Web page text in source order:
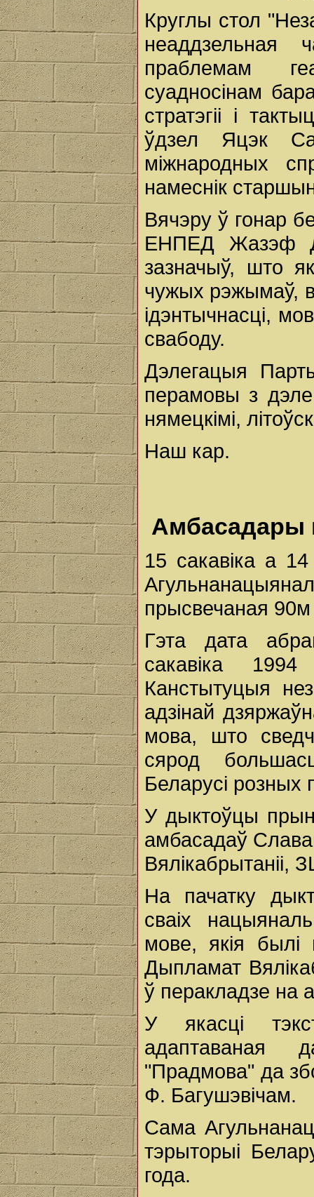
Круглы стол
неаддзельная
праблемам
суадносінам
стратэгіі і
ўдзел Яцэк
міжнародных
намеснік
Вячэру ў гонар
ЕНПЕД Жазэф
зазначыў, што
чужых рэжымаў,
ідэнтычнасці,
свабоду.
Дэлегацыя
перамовы з
нямецкімі,
Наш кар.
Амбасадары
15 сакавіка а
прысвечаная
Гэта дата
сакавіка
Канстытуцыя
адзінай
мова, што
сярод
Беларусі розных
У дыктоўцы
амбасадаў
Вялікабрытаніі,
На пачатку
сваіх
мове, якія былі
Дыпламат
ў перакладзе на
У якасці
адаптаваная
"Прадмова" да
Ф. Багушэвічам.
Сама
тэрыторыі
года.